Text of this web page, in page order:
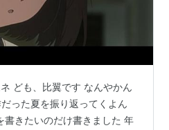
ども、比翼です なんやかん
った夏を振り返ってくよん
書きたいのだけ書きました 年